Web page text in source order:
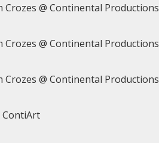
Crozes @ Continental Productions
Crozes @ Continental Productions
Crozes @ Continental Productions
ContiArt